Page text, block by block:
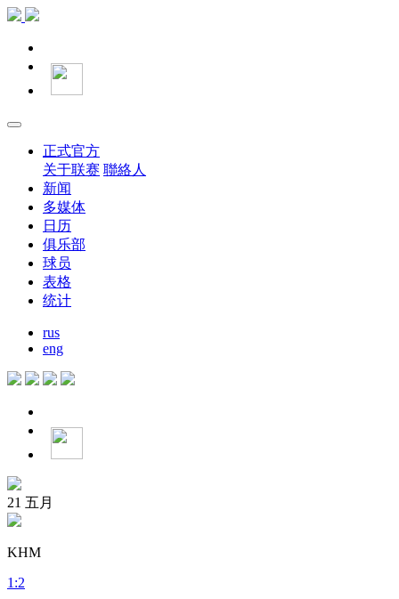
正式官方
关于联赛 聯絡人
新闻
多媒体
日历
俱乐部
球员
表格
统计
rus
eng
21 五月
KHM
1 :2